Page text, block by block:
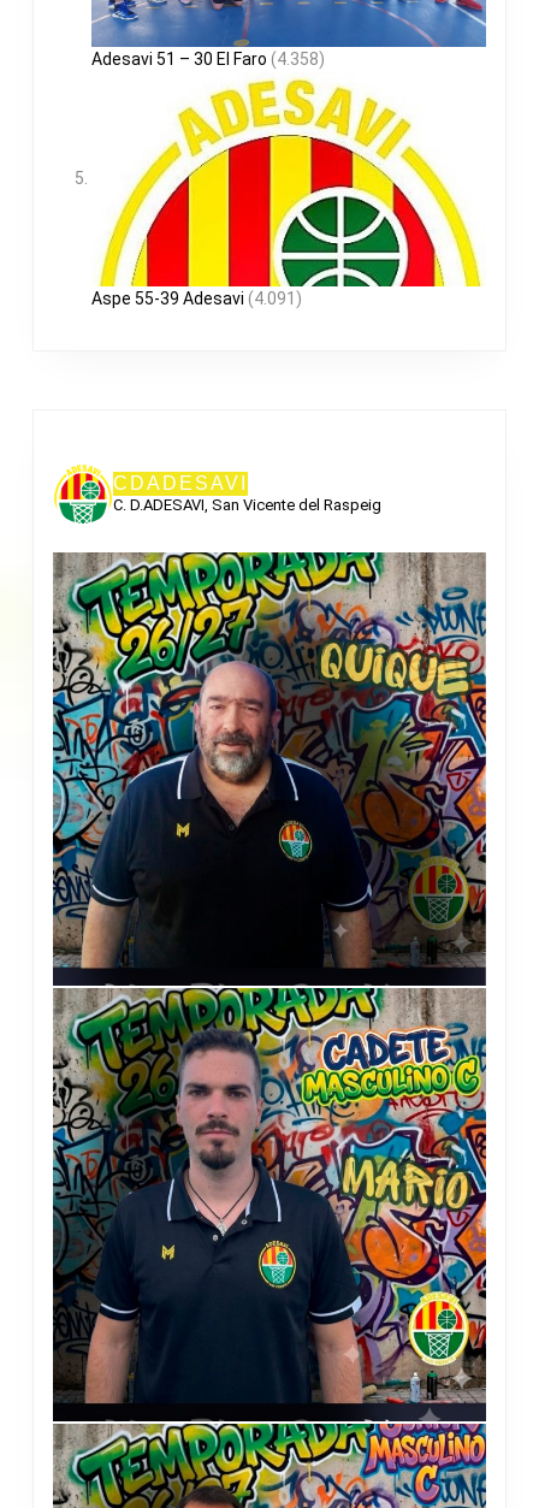
Adesavi 51 – 30 El Faro (4.358)
Aspe 55-39 Adesavi (4.091)
CDADESAVI
C. D.ADESAVI, San Vicente del Raspeig